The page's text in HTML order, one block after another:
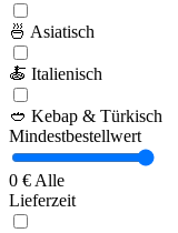
🍜 Asiatisch
🍝 Italienisch
🥙 Kebap & Türkisch
Mindestbestellwert
0 € Alle
Lieferzeit